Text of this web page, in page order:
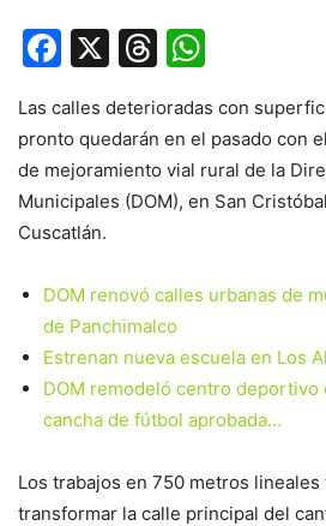
Facebook
X Threads
Las calles deterioradas con
pronto quedarán en el pasado con
de mejoramiento vial rural de la
Municipales (DOM), en San
Cuscatlán.
DOM renovó calles urbanas de
de Panchimalco
Estrenan nueva escuela en Los
DOM remodeló centro deportivo
cancha de fútbol aprobada…
Los trabajos en 750 metros
transformar la calle principal del